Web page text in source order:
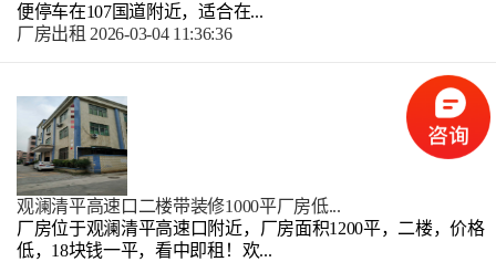
便停车在107国道附近，适合在...
厂房出租 2026-03-04 11:36:36
观澜清平高速口二楼带装修1000平厂房低...
厂房位于观澜清平高速口附近，厂房面积1200平，二楼，价格
低，18块钱一平，看中即租！欢...